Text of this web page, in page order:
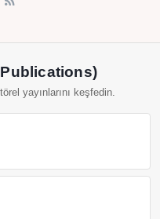
Publications)
yayınlarını keşfedin.